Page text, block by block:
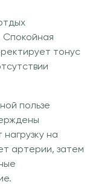
Спокойная
тонус
пользе
на
артерии, затем